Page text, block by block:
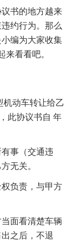
书的地方越来
约行为。那么
编为大家收集
来看看吧。
机动车转让给乙
此协议书自 年
事（交通违
无关。
负责，与甲方
面看清楚车辆
之后，不退